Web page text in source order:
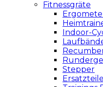
Fitnessgräte
Indoor-
Stepper